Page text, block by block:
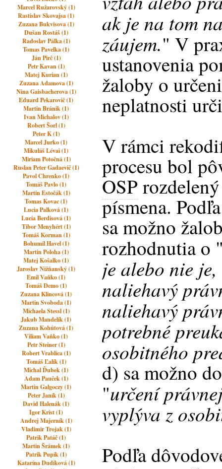
Marcel Ružarovský (1)
Rastislav Skovajsa (1)
Zuzana Bukvisova (1)
Dušan Rostáš (1)
Radoslav Pálka (1)
Tomas Pavelka (1)
Ján Pirč (1)
Petr Kavan (1)
Matej Kurian (1)
Zuzana Adamova (1)
Nina Gaisbacherova (1)
Eduard Pekarovič (1)
Martin Bránik (1)
Ivan Michalov (1)
Robert Šorl (1)
Peter K (1)
Marcel Jurko (1)
Mikuláš Lévai (1)
Miriam Potočná (1)
Ruslan Peter Gadaevič (1)
Pavol Chrenko (1)
Tomáš Pavlo (1)
Martin Estočák (1)
Tomas Kovac (1)
Lucia Palková (1)
Lucia Berdisová (1)
Tibor Menyhért (1)
Tomáš Korman (1)
Bohumil Havel (1)
Martin Poloha (1)
Matej Košalko (1)
Jaroslav Nižňanský (1)
Emil Vaňko (1)
Tomáš Demo (1)
Zuzana Klincová (1)
Martin Svoboda (1)
Michaela Stessl (1)
Jakub Mandelík (1)
Zuzana Kohútová (1)
Viliam Vaňko (1)
Petr Steiner (1)
Robert Vrablica (1)
Tomáš Ľalík (1)
Michal Ďubek (1)
Adam Pauček (1)
Martin Galgoczy (1)
Peter Janík (1)
David Halenák (1)
Igor Krist (1)
Andrej Majerník (1)
Vladimir Trojak (1)
Patrik Patáč (1)
Martin Šrámek (1)
Patrik Pupík (1)
Katarína Dudíková (1)
ak je na tom
záujem." V
ustanovenia
žaloby o
neplatnosti
V rámci
procesu bol
OSP
písmena.
sa možno
rozhodnutia o
je alebo nie
naliehavý
naliehavý
potrebné
osobitného
d) sa možno
"určení
vyplýva z
Podľa